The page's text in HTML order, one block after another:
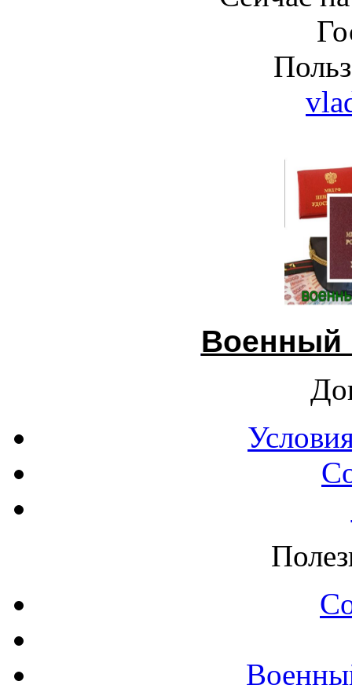
Военный